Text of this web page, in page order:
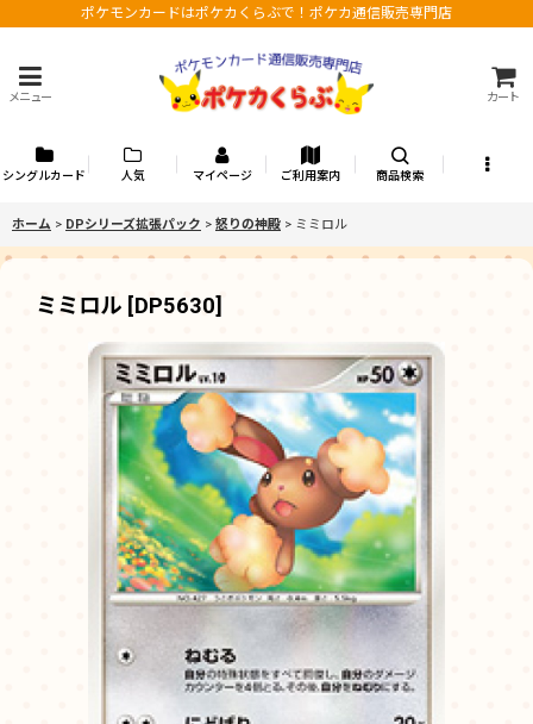
ポケモンカードはポケカくらぶで！ポケカ通信販売専門店
メニュー カート
シングルカード 人気 マイページ ご利用案内 商品検索
ホーム > DPシリーズ拡張パック > 怒りの神殿 > ミミロル
ミミロル [DP5630]